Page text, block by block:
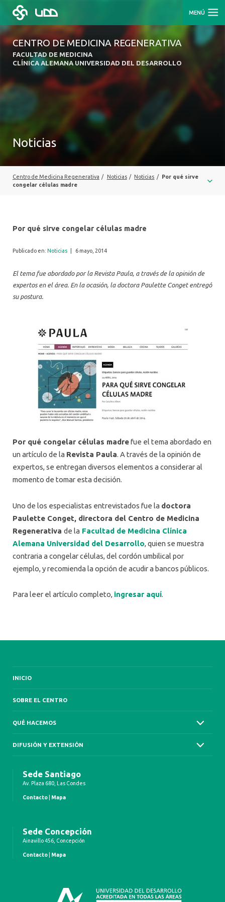
MENÚ
CENTRO DE MEDICINA REGENERATIVA
FACULTAD DE MEDICINA
CLÍNICA ALEMANA UNIVERSIDAD DEL DESARROLLO
Noticias
Centro de Medicina Regenerativa / Noticias / Noticias /
Por qué sirve
congelar células madre
Por qué sirve congelar células madre
Publicado en: Noticias 6 mayo, 2014
El tema fue abordado por la Revista Paula, a través de la opinión de
expertos en el área. En la ocasión, la doctora Paulette Conget entregó
su postura.
Por qué congelar células madrefue el tema abordado en
un artículo de la Revista Paula. A través de la opinión de
expertos, se entregan diversos elementos a considerar al
momento de tomar esta decisión.
Uno de los especialistas entrevistados fue la doctora
Paulette Conget, directora del Centro de Medicina
Regenerativa de la Facultad de Medicina Clínica
Alemana Universidad del Desarrollo, quien se muestra
contraria a congelar células, del cordón umbilical por
ejemplo, y recomienda la opción de acudir a bancos públicos.
Para leer el artículo completo, ingresar aquí.
INICIO
SOBRE EL CENTRO
QUÉ HACEMOS
DIFUSIÓN Y EXTENSIÓN
Sede Santiago
Av. Plaza 680, Las Condes
Contacto Mapa
Sede Concepción
Ainavillo 456, Concepción
Contacto Mapa